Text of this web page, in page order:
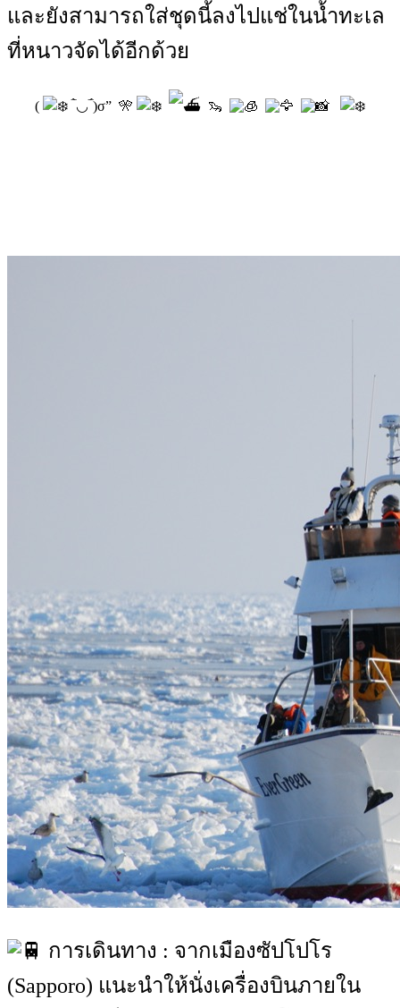
และยังสามารถใส่ชุดนี้ลงไปแช่ในน้ำทะเล
ที่หนาวจัดได้อีกด้วย
( ‾̀◡‾́)σ” 🎌 🦦
การเดินทาง : จากเมืองซัปโปโร
(Sapporo) แนะนำให้นั่งเครื่องบินภายใน